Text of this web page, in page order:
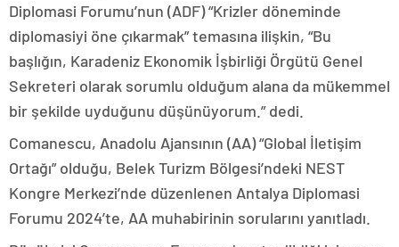
Diplomasi Forumu’nun (ADF) “Krizler döneminde
diplomasiyi öne çıkarmak” temasına ilişkin, “Bu
başlığın, Karadeniz Ekonomik İşbirliği Örgütü Genel
Sekreteri olarak sorumlu olduğum alana da mükemmel
bir şekilde uyduğunu düşünüyorum.” dedi.
Comanescu, Anadolu Ajansının (AA) “Global İletişim
Ortağı” olduğu, Belek Turizm Bölgesi’ndeki NEST
Kongre Merkezi’nde düzenlenen Antalya Diplomasi
Forumu 2024’te, AA muhabirinin sorularını yanıtladı.